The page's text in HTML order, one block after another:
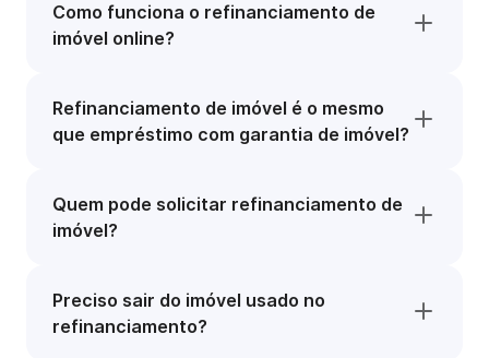
Como funciona o refinanciamento de
imóvel online?
Refinanciamento de imóvel é o mesmo
que empréstimo com garantia de imóvel?
Quem pode solicitar refinanciamento de
imóvel?
Preciso sair do imóvel usado no
refinanciamento?